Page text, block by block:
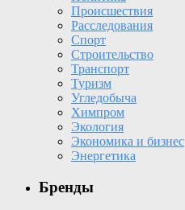
Происшествия
Расследования
Спорт
Строительство
Транспорт
Туризм
Угледобыча
Химпром
Экология
Экономика и бизнес
Энергетика
Бренды